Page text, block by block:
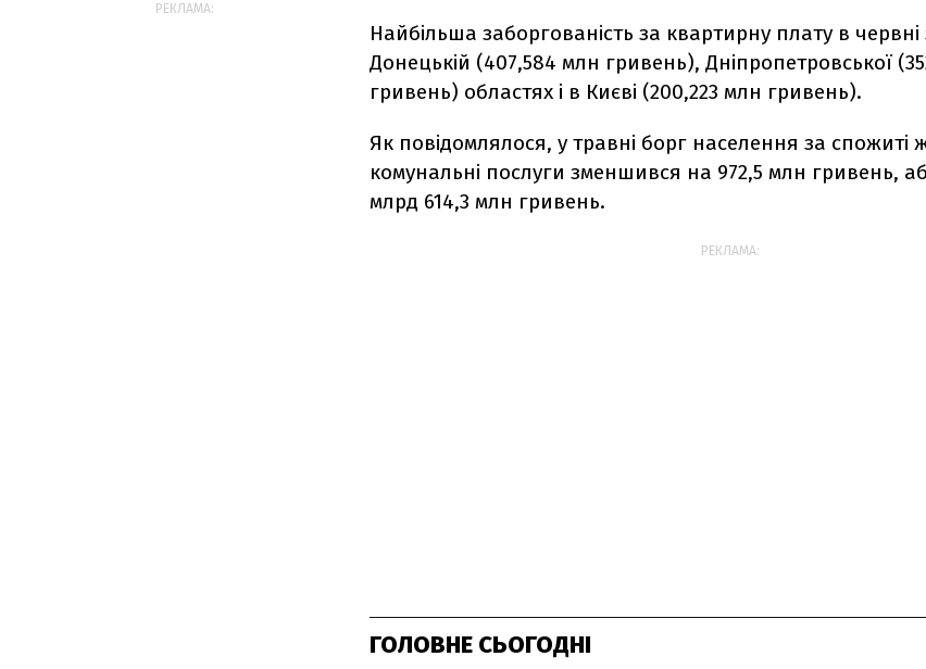
Найбільша заборгованість за квартирну плату в
Донецькій (407,584 млн гривень), Дніпропетровської
гривень) областях і в Києві (200,223 млн гривень).
Як повідомлялося, у травні борг населення за спожиті
комунальні послуги зменшився на 972,5 млн гривень,
млрд 614,3 млн гривень.
РЕКЛАМА:
ГОЛОВНЕ СЬОГОДНІ
РЕКЛАМА: